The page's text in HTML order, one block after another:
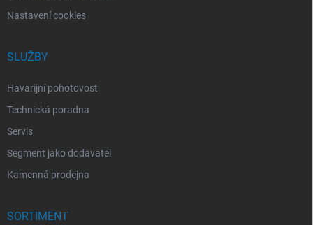
Nastavení cookies
SLUŽBY
Havarijní pohotovost
Technická poradna
Servis
Segment jako dodavatel
Kamenná prodejna
SORTIMENT